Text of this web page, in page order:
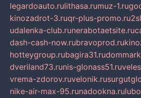
legardoauto.rulithasa.rumuz-1.ru
kinozadrot-3.ruqr-plus-promo.ru
udalenka-club.runerabotaetsite.ru
dash-cash-now.rubravoprod.ru
hotteygroup.rubagira31.ru
dveriland73.runis-glonass51.ru
vrema-zdorov.ruvelonik.ru
nike-air-max-95.runadookna.ru